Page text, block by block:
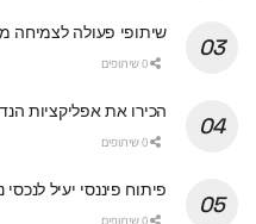
שיתופי פעולה לצמיחה
הכירו את אפליקציות
פיתוח פיננסי יעיל לנכסי